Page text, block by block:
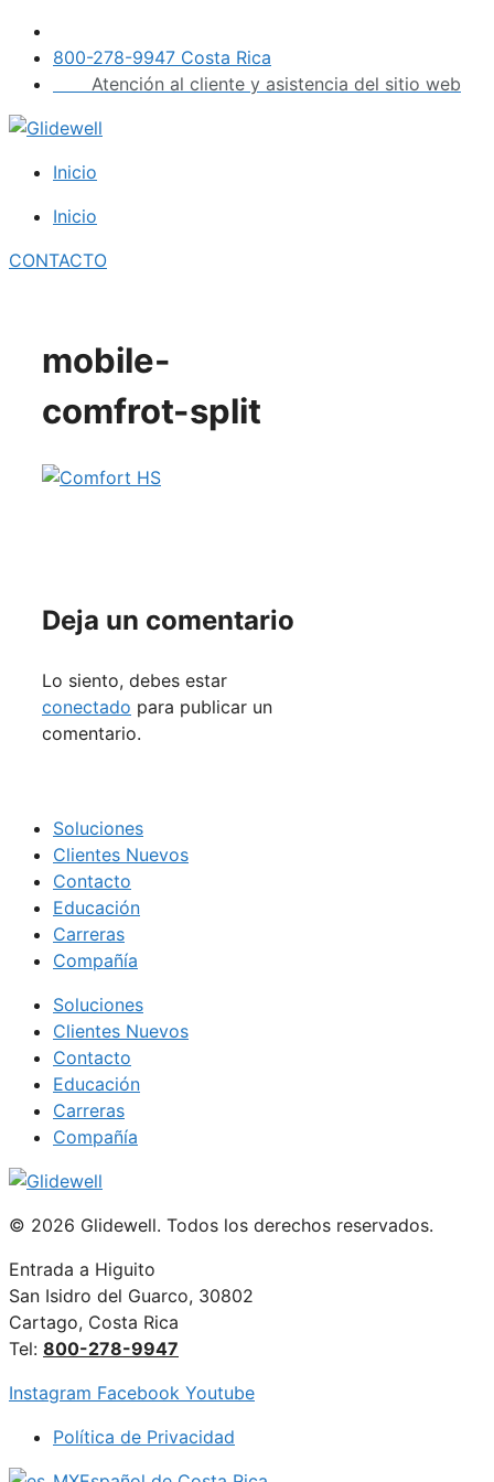
Saltar
contenido
800-278-9947 Costa Rica
Atención al cliente y asistencia del sitio web
Inicio
Inicio
CONTACTO
mobile-
comfrot-split
Deja un comentario
Lo siento, debes estar
conectado para publicar un
comentario.
Soluciones
Clientes Nuevos
Contacto
Educación
Carreras
Compañía
Soluciones
Clientes Nuevos
Contacto
Educación
Carreras
Compañía
© 2026 Glidewell. Todos los derechos reservados.
Entrada a Higuito
San Isidro del Guarco, 30802
Cartago, Costa Rica
Tel: 800-278-9947
Instagram Facebook Youtube
Política de Privacidad